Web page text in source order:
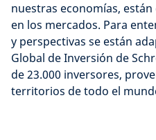
nuestras economías,
en los mercados. Para
y perspectivas se están
Global de Inversión de
de 23.000 inversores,
territorios de todo el